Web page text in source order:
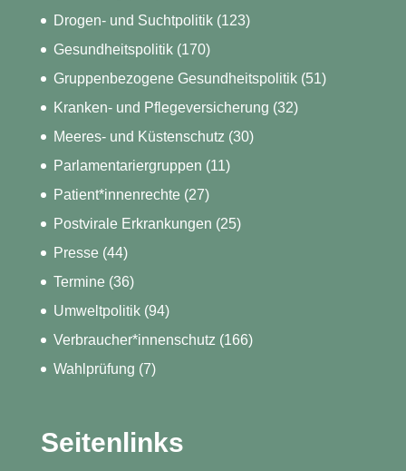
Drogen- und Suchtpolitik(123)
Gesundheitspolitik(170)
Gruppenbezogene Gesundheitspolitik(51)
Kranken- und Pflegeversicherung (32)
Meeres- und Küstenschutz (30)
Parlamentariergruppen (11)
Patient*innenrechte(27)
Postvirale Erkrankungen (25)
Presse(44)
Termine(36)
Umweltpolitik(94)
Verbraucher*innenschutz (166)
Wahlprüfung (7)
Seitenlinks